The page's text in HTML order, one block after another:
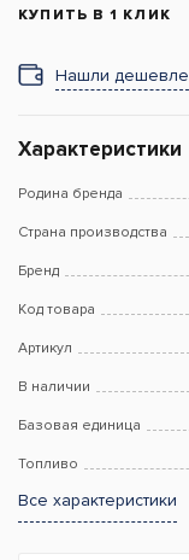
КУПИТЬ В 1 КЛИК
Нашли дешевле
Характеристики
Родина бренда
Страна производства
Бренд
Код товара
Артикул
В наличии
Базовая единица
Топливо
Все характеристики